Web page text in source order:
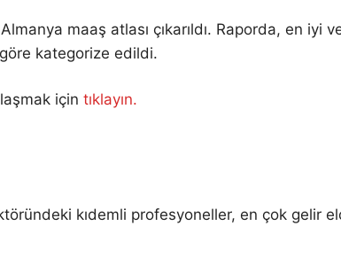
maaş atlası çıkarıldı. Raporda, en iyi
kategorize edildi.
için tıklayın.
kıdemli profesyoneller, en çok gelir